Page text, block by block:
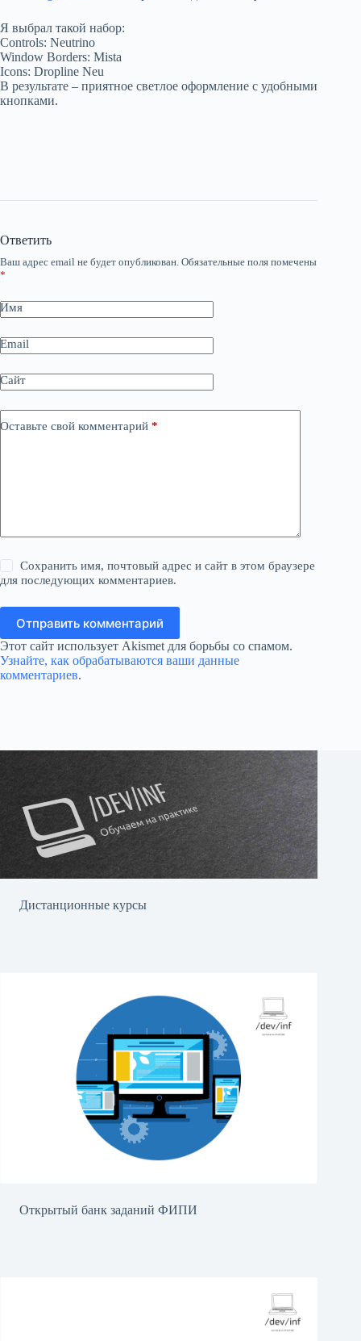
Я выбрал такой набор:
Controls: Neutrino
Window Borders: Mista
Icons: Dropline Neu
В результате – приятное светлое оформление с удобными
кнопками.
Ответить
Ваш адрес email не будет опубликован. Обязательные поля помечены
*
Имя
Email
Сайт
Оставьте свой комментарий *
Сохранить имя, почтовый адрес и сайт в этом браузере
для последующих комментариев.
Отправить комментарий
Этот сайт использует Akismet для борьбы со спамом.
Узнайте, как обрабатываются ваши данные
комментариев.
Дистанционные курсы
Открытый банк заданий ФИПИ